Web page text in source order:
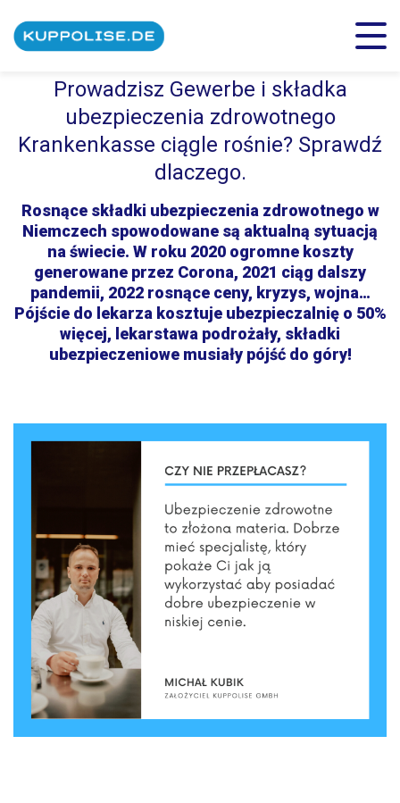
Prowadzisz Gewerbe i składka
ubezpieczenia zdrowotnego
Krankenkasse ciągle rośnie? Sprawdź
dlaczego.
Rosnące składki ubezpieczenia zdrowotnego w
Niemczech spowodowane są aktualną sytuacją
na świecie. W roku 2020 ogromne koszty
generowane przez Corona, 2021 ciąg dalszy
pandemii, 2022 rosnące ceny, kryzys, wojna…
Pójście do lekarza kosztuje ubezpieczalnię o 50%
więcej, lekarstawa podrożały, składki
ubezpieczeniowe musiały pójść do góry!